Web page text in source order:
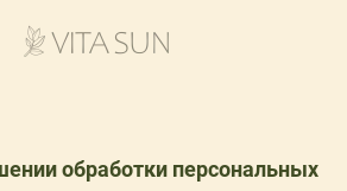
обработки персональных